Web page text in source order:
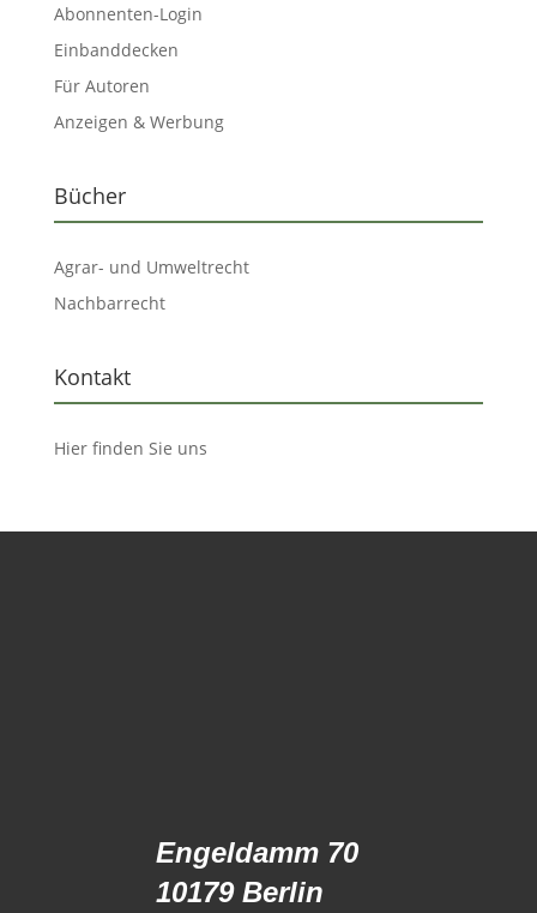
Abonnenten-Login
Einbanddecken
Für Autoren
Anzeigen & Werbung
Bücher
Agrar- und Umweltrecht
Nachbarrecht
Kontakt
Hier finden Sie uns
Engeldamm 70
10179 Berlin